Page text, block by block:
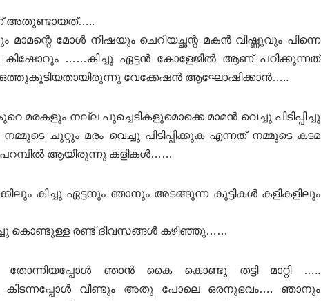
അതുണ്ടായത്…..
മോൾ നിഷയും ചെറിയച്ഛന്റ മകൻ വിഷ്ണുവും പിന്നെ
കിഷോറും ……കിച്ചു ഏട്ടൻ കോളേജിൽ ആണ് പഠിക്കുന്നത്
ഒത്തുകൂടിയതായിരുന്നു വേക്കേഷൻ ആഘോഷിക്കാൻ…..
നല്ല പൂച്ചെടികളുമൊക്കെ മാമൻ വെച്ചു പിടിപ്പിച്ചു
ചുറ്റും മരം വെച്ചു പിടിപ്പിക്കുക എന്നത് നമ്മുടെ കടമ
ആയിരുന്നു കളികൾ……
കിച്ചു ഏട്ടനും ഞാനും അടങ്ങുന്ന കുട്ടികൾ കളികളിലും
കൊണ്ടുള്ള രണ്ട് ദിവസങ്ങൾ കഴിഞ്ഞു……
ഞാൻ കൈ കൊണ്ടു തട്ടി മാറ്റി …..
കിടന്നപ്പോൾ വീണ്ടും അതു പോലെ ഒരനുഭവം…. ഞാനും